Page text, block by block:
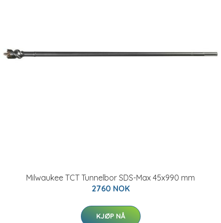
Milwaukee TCT Tunnelbor SDS-Max 45x990 mm
2760 NOK
KJØP NÅ